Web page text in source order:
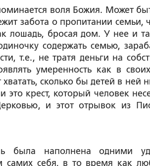
воля Божия. Может
забота о пропитании семьи,
лошадь, бросая дом. У нее и
содержать семью,
т.е., не тратя деньги на
умеренность как в
хватать, сколько бы детей в ней
это крест, который человек
и этот отрывок из
наполнена одними
себя, в то время как